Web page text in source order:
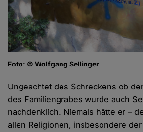
Foto: © Wolfgang Sellinger
Ungeachtet des Schreckens ob
des Familiengrabes wurde auch
nachdenklich. Niemals hätte er –
allen Religionen, insbesondere